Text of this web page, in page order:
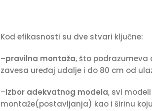
Kod efikasnosti su dve stvari ključne:
–pravilna montaža, što podrazumeva
zavesa uređaj udalje i do 80 cm od
–Izbor adekvatnog modela, svi
montaže(postavljanja) kao i širinu